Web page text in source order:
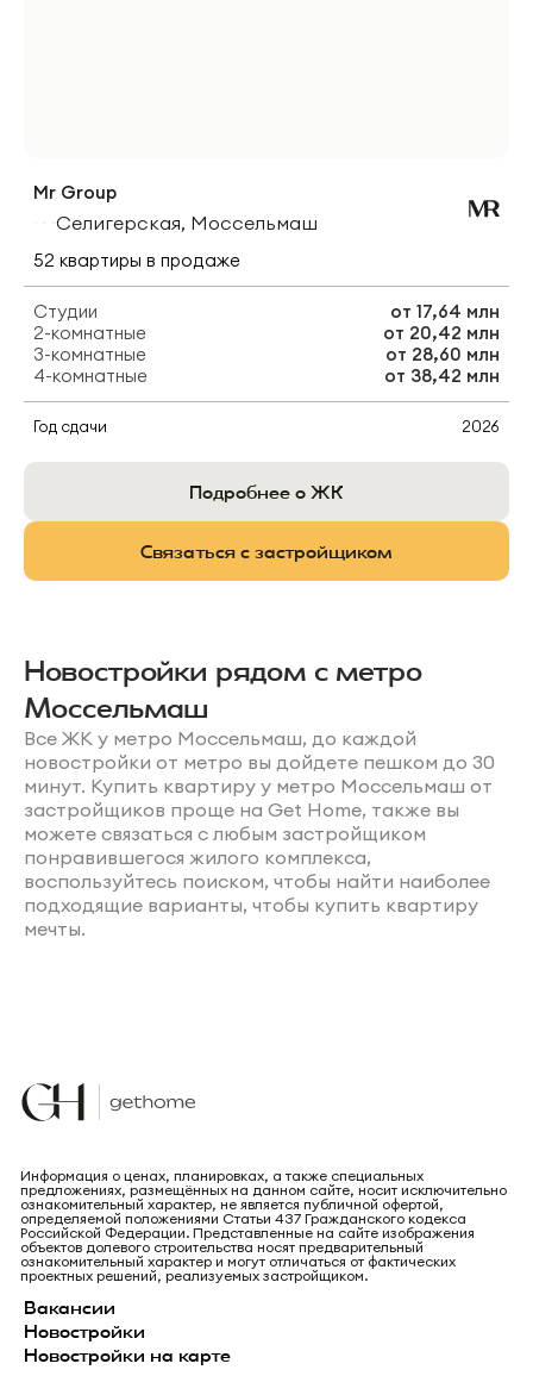
Mr Group
Селигерская, Моссельмаш
52 квартиры в продаже
Студии от 17,64 млн
2-комнатные
от 20,42 млн
3-комнатные
от 28,60 млн
4-комнатные
от 38,42 млн
Год сдачи 2026
Подробнее о ЖК
Связаться с застройщиком
Новостройки рядом с метро
Моссельмаш
Все ЖК у метро Моссельмаш, до каждой
новостройки от метро вы дойдете пешком до 30
минут. Купить квартиру у метро Моссельмаш от
застройщиков проще на Get Home, также вы
можете связаться с любым застройщиком
понравившегося жилого комплекса,
воспользуйтесь поиском, чтобы найти наиболее
подходящие варианты, чтобы купить квартиру
мечты.
Информация о ценах, планировках, а также специальных
предложениях, размещённых на данном сайте, носит исключительно
ознакомительный характер, не является публичной офертой,
определяемой положениями Статьи 437 Гражданского кодекса
Российской Федерации. Представленные на сайте изображения
объектов долевого строительства носят предварительный
ознакомительный характер и могут отличаться от фактических
проектных решений, реализуемых застройщиком.
Вакансии
Новостройки
Новостройки на карте